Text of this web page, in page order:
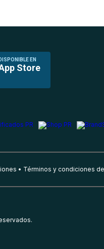
DISPONIBLE EN
Store
Términos y condiciones